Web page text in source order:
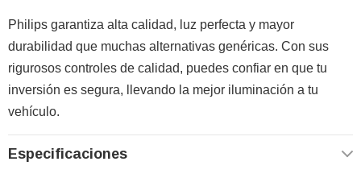
Philips garantiza alta calidad, luz perfecta y mayor
durabilidad que muchas alternativas genéricas. Con sus
rigurosos controles de calidad, puedes confiar en que tu
inversión es segura, llevando la mejor iluminación a tu
vehículo.
Especificaciones